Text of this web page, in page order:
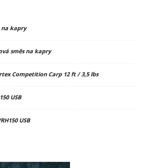
na kapry
směs na kapry
Competition Carp 12 ft / 3,5 lbs
USB
USB